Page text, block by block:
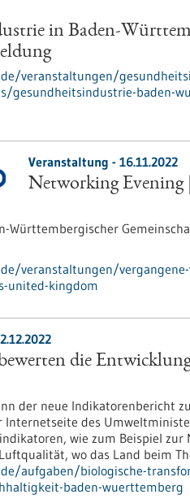
in Baden-
veranstaltungen/
gesundheitsindustrie-baden-
Veranstaltung - 16.11.2022
Networking Evening
Württembergischer
veranstaltungen/
united-kingdom
die
der neue Indikatorenbericht
des
wie zum Beispiel
wo das Land beim
aufgaben/biologische-
baden-wuerttemberg